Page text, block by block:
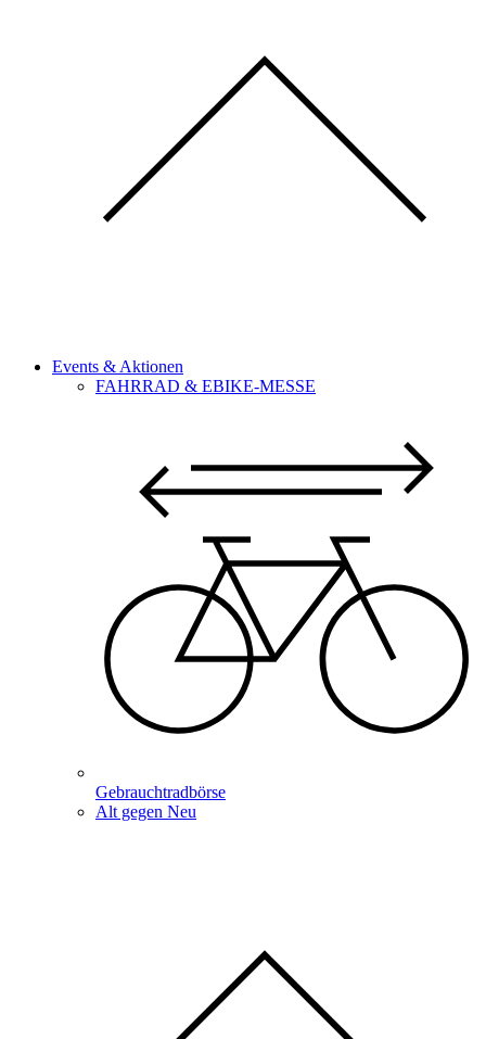
Events & Aktionen
FAHRRAD & EBIKE-MESSE
Gebrauchtradbörse
Alt gegen Neu